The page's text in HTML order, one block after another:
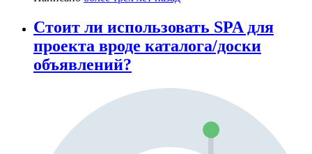
Стоит ли использовать SPA для
проекта вроде каталога/доски
объявлений?